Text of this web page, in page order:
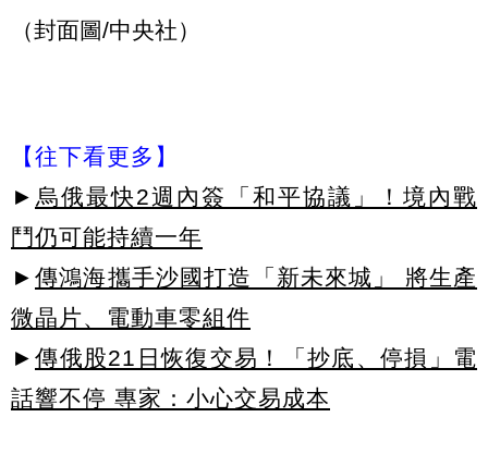
（封面圖/中央社）
【往下看更多】
► 烏俄最快2週內簽「和平協議」！境內戰
鬥仍可能持續一年
► 傳鴻海攜手沙國打造「新未來城」 將生產
微晶片、電動車零組件
► 傳俄股21日恢復交易！「抄底、停損」電
話響不停 專家：小心交易成本